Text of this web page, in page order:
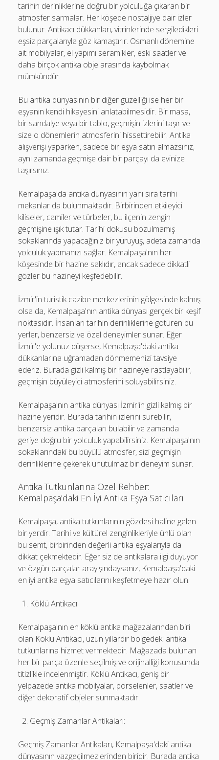
tarihin derinliklerine doğru bir yolculuğa çıkaran bir
atmosfer sarmalar. Her köşede nostaljiye dair izler
bulunur. Antikacı dükkanları, vitrinlerinde sergiledikleri
eşsiz parçalarıyla göz kamaştırır. Osmanlı dönemine
ait mobilyalar, el yapımı seramikler, eski saatler ve
daha birçok antika obje arasında kaybolmak
mümkündür.
Bu antika dünyasının bir diğer güzelliği ise her bir
eşyanın kendi hikayesini anlatabilmesidir. Bir masa,
bir sandalye veya bir tablo, geçmişin izlerini taşır ve
size o dönemlerin atmosferini hissettirebilir. Antika
alışverişi yaparken, sadece bir eşya satın almazsınız,
aynı zamanda geçmişe dair bir parçayı da evinize
taşırsınız.
Kemalpaşa'da antika dünyasının yanı sıra tarihi
mekanlar da bulunmaktadır. Birbirinden etkileyici
kiliseler, camiler ve türbeler, bu ilçenin zengin
geçmişine ışık tutar. Tarihi dokusu bozulmamış
sokaklarında yapacağınız bir yürüyüş, adeta zamanda
yolculuk yapmanızı sağlar. Kemalpaşa'nın her
köşesinde bir hazine saklıdır, ancak sadece dikkatli
gözler bu hazineyi keşfedebilir.
İzmir'in turistik cazibe merkezlerinin gölgesinde kalmış
olsa da, Kemalpaşa'nın antika dünyası gerçek bir keşif
noktasıdır. İnsanları tarihin derinliklerine götüren bu
yerler, benzersiz ve özel deneyimler sunar. Eğer
İzmir'e yolunuz düşerse, Kemalpaşa'daki antika
dükkanlarına uğramadan dönmemenizi tavsiye
ederiz. Burada gizli kalmış bir hazineye rastlayabilir,
geçmişin büyüleyici atmosferini soluyabilirsiniz.
Kemalpaşa'nın antika dünyası İzmir'in gizli kalmış bir
hazine yeridir. Burada tarihin izlerini sürebilir,
benzersiz antika parçaları bulabilir ve zamanda
geriye doğru bir yolculuk yapabilirsiniz. Kemalpaşa'nın
sokaklarındaki bu büyülü atmosfer, sizi geçmişin
derinliklerine çekerek unutulmaz bir deneyim sunar.
Antika Tutkunlarına Özel Rehber:
Kemalpaşa’daki En İyi Antika Eşya Satıcıları
Kemalpaşa, antika tutkunlarının gözdesi haline gelen
bir yerdir. Tarihi ve kültürel zenginlikleriyle ünlü olan
bu semt, birbirinden değerli antika eşyalarıyla da
dikkat çekmektedir. Eğer siz de antikalara ilgi duyuyor
ve özgün parçalar arayışındaysanız, Kemalpaşa'daki
en iyi antika eşya satıcılarını keşfetmeye hazır olun.
Köklü Antikacı:
Kemalpaşa'nın en köklü antika mağazalarından biri
olan Köklü Antikacı, uzun yıllardır bölgedeki antika
tutkunlarına hizmet vermektedir. Mağazada bulunan
her bir parça özenle seçilmiş ve orijinalliği konusunda
titizlikle incelenmiştir. Köklü Antikacı, geniş bir
yelpazede antika mobilyalar, porselenler, saatler ve
diğer dekoratif objeler sunmaktadır.
Geçmiş Zamanlar Antikaları:
Geçmiş Zamanlar Antikaları, Kemalpaşa'daki antika
dünyasının vazgeçilmezlerinden biridir. Burada antika